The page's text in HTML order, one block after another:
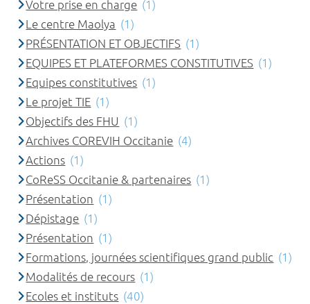
Votre prise en charge (1)
Le centre Maolya (1)
PRÉSENTATION ET OBJECTIFS (1)
EQUIPES ET PLATEFORMES CONSTITUTIVES (1)
Equipes constitutives (1)
Le projet TIE (1)
Objectifs des FHU (1)
Archives COREVIH Occitanie (4)
Actions (1)
CoReSS Occitanie & partenaires (1)
Présentation (1)
Dépistage (1)
Présentation (1)
Formations, journées scientifiques grand public (1)
Modalités de recours (1)
Ecoles et instituts (40)